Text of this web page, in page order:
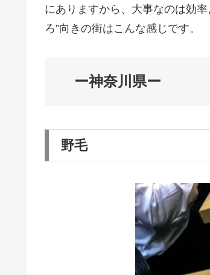
にありますから、大事なのは効
ろ”向きの街はこんな感じです。
ー神奈川県ー
野毛